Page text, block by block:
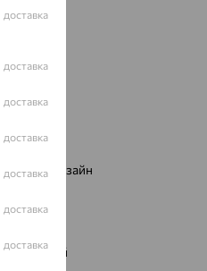
дизайн
Бесцветный
доставка
доставка
доставка
доставка
доставка
доставка
доставка